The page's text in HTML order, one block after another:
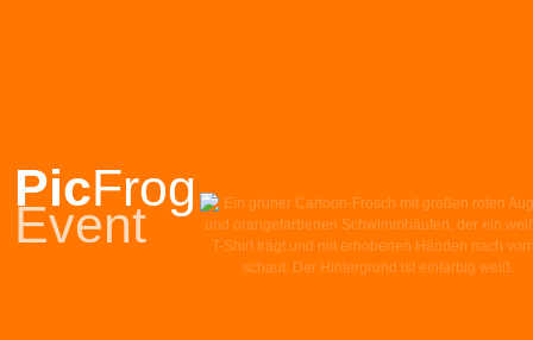
PicFrog
Event